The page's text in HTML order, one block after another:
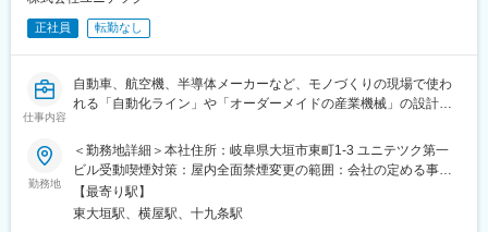
●PLCを用いた制御プログラミング・ソフト設計（ラダー設計）
●使用部品（センサー、リレー、インバーター等）の選定・見積も
り補助
●ゆくゆくは、顧客との仕様打ち合わせや、社内試運転でのデバッ
グなど
※主要なPLC（三菱電機、キーエンス等）やCADなど、あな
【このポジションの魅力・キャリアチェンジに最適な理由】
●ハードからソフト設計、現地調整まで一貫して手掛ける
時には現地調整のための出張対応や、土日出勤での対応が発生す
正社員 転勤なし
仕事内容
自動車、航空機、半導体メーカーなど、モノづくりの現場で使わ
れる「自動化ライン」や「オーダーメイドの産業機械」の設計開
生産設備の設計経験が少ない方や、分野が異なる方も安心してス
タートできる環境を整えています。
・「これまでは製品設計や筐体設計、治具設計が中心だった」
・「指示通りのCADオペレーション業務が主軸だった」
勤務地
＜勤務地詳細＞本社住所：岐阜県大垣市東町1-3 ユニテツク第一
ビル受動喫煙対策：屋内全面禁煙変更の範囲：会社の定める事業
所【最寄り駅】
東大垣駅、横屋駅、十九条駅